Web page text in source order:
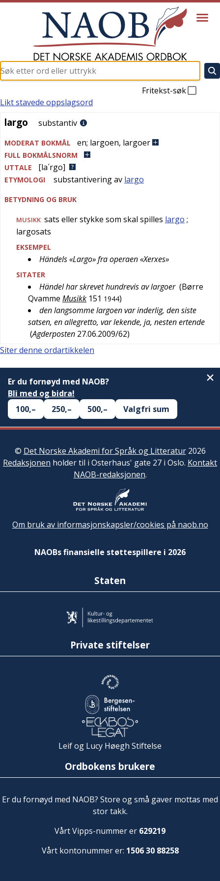
Fritekst-søk
largo
Likt stavede oppslagsord
largo substantiv
MODERAT BOKMÅL en; largoen, largoer
FULL BOKMÅLSNORM
UTTALE
[la´rgo]
ETYMOLOGI substantivering av largo
BETYDNING OG BRUK
MUSIKK sats eller stykke som skal spilles largo ;
largosats
EKSEMPEL
Händels «Largo» fra operaen «Xerxes»
SITATER
Händel har skrevet hundrevis av largoer (Børre
Qvamme Musikk 151 1944)
den langsomme largoen var inderlig, den siste
satsen, en allegretto, var lekende, ja, nesten ertende
(Agderposten 27.06.2009/62)
Siter denne ordartikkelen
Er du fornøyd med NAOB?
Bli med og bidra!
100,–
250,– 500,– Valgfri sum
© Det Norske Akademi for Språk og Litteratur2026
Redaksjonen holder til i Osterhaus' gate 27 i Oslo. Kontakt
NAOB-redaksjonen.
Om bruk av informasjonskapsler/cookies på naob.no
NAOBs finansielle støttespillere i 2026
Staten
Private stiftelser
Leif og Lucy Høegh Stiftelse
Ordbokens brukere
Er du fornøyd med NAOB? Store og små gaver mottas med
stor takk.
Vårt Vipps-nummer er 629219
Vårt kontonummer er: 1506 30 88258